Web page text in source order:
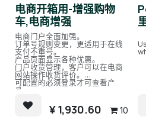
电商开箱用-增强购物
车,电商增强
电商门户全面加强。
订单号规则变更，更适用于在线
支付不重号。
产品页面显示各种优惠。
门户收货管理，客户可以在电商
网站操作收货评价。
可配置的必须登录才可查看产
品。
合额外小程序模块)。
¥1,930.60 10